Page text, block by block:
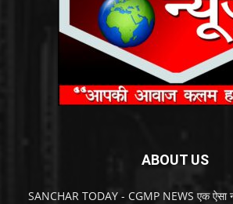
ABOUT US
SANCHAR TODAY - CGMP NEWS एक ऐसा